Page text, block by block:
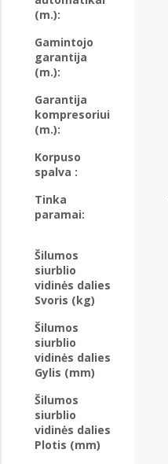
(m.):
Gamintojo
garantija
(m.):
Garantija
kompresoriui
(m.):
Korpuso
spalva :
Tinka
paramai:
Šilumos
siurblio
vidinės dalies
Svoris (kg)
Šilumos
siurblio
vidinės dalies
Gylis (mm)
Šilumos
siurblio
vidinės dalies
Plotis (mm)